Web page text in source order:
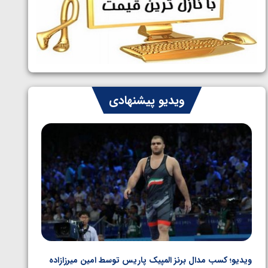
دوم کشتی فرنگی نوجوانان جهان
1405/05/06
ویدیو پیشنهادی
ویدیو؛ کسب مدال برنز المپیک پاریس توسط امین میرزازاده